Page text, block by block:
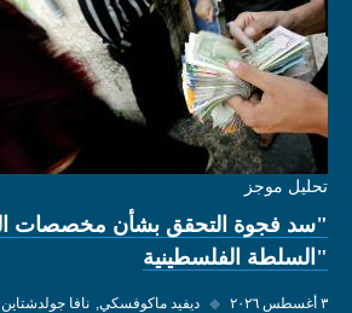
تحليل موجز
"سد فجوة التحقق بشأن مخصصات
"السلطة الفلسطينية
٣ أغسطس ٢٠٢٦ ◆ ديفيد ماكوفسكي نافا جولدشتاين